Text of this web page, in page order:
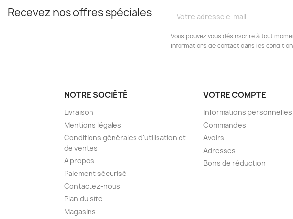
Recevez nos offres spéciales
Vous pouvez vous désinscrire à tout
informations de contact dans les
NOTRE SOCIÉTÉ
Livraison
Mentions légales
Conditions générales d'utilisation et
de ventes
A propos
Paiement sécurisé
Contactez-nous
Plan du site
Magasins
VOTRE COMPTE
Informations personnelles
Commandes
Avoirs
Adresses
Bons de réduction